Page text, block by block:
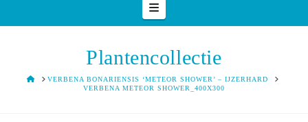
Navigation
Plantencollectie
HOMEVERBENA BONARIENSIS ‘METEOR SHOWER’ – IJZERHARD
VERBENA METEOR SHOWER_400X300